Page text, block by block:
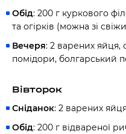
Обід: 200 г куркового
та огірків (можна зі
Вечеря: 2 варених яйця,
помідори, болгарський
Вівторок
Сніданок: 2 варених
Обід: 200 г відвареної